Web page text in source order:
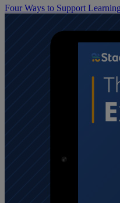
Four Ways to Support